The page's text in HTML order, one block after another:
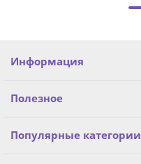
Информация
Полезное
Популярные категории